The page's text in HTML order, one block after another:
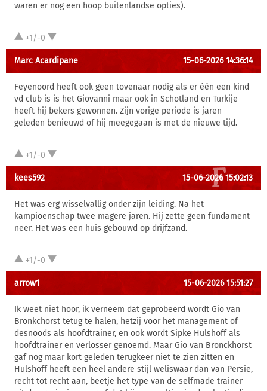
waren er nog een hoop buitenlandse opties).
+1/-0
Marc Acardipane 15-06-2026 14:36:14
Feyenoord heeft ook geen tovenaar nodig als er één een kind
vd club is is het Giovanni maar ook in Schotland en Turkije
heeft hij bekers gewonnen. Zijn vorige periode is jaren
geleden benieuwd of hij meegegaan is met de nieuwe tijd.
+1/-0
kees592 15-06-2026 15:02:13
Het was erg wisselvallig onder zijn leiding. Na het
kampioenschap twee magere jaren. Hij zette geen fundament
neer. Het was een huis gebouwd op drijfzand.
+1/-0
arrow1 15-06-2026 15:51:27
Ik weet niet hoor, ik verneem dat geprobeerd wordt Gio van
Bronkchorst tetug te halen, hetzij voor het management of
desnoods als hoofdtrainer, en ook wordt Sipke Hulshoff als
hoofdtrainer en verlosser genoemd. Maar Gio van Bronckhorst
gaf nog maar kort geleden terugkeer niet te zien zitten en
Hulshoff heeft een heel andere stijl weliswaar dan van Persie,
recht tot recht aan, beetje het type van de selfmade trainer